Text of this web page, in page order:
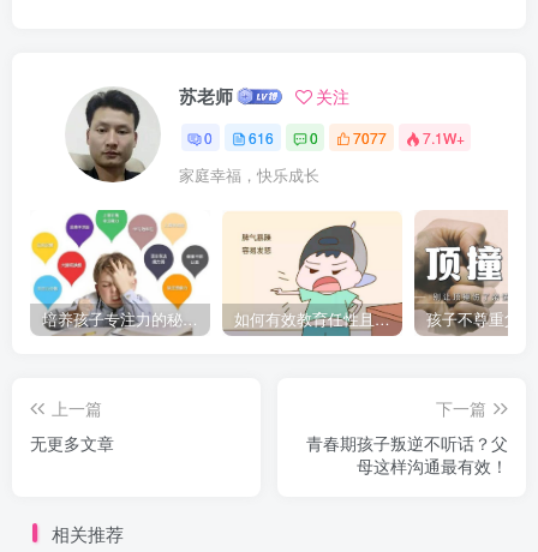
苏老师 关注
0 616 0 7077 7.1W+
家庭幸福，快乐成长
如何有效教育任性且脾气暴躁的孩子，父母必看的实用指南
上一篇
无更多文章
下一篇
青春期孩子叛逆不听话？父
母这样沟通最有效！
相关推荐